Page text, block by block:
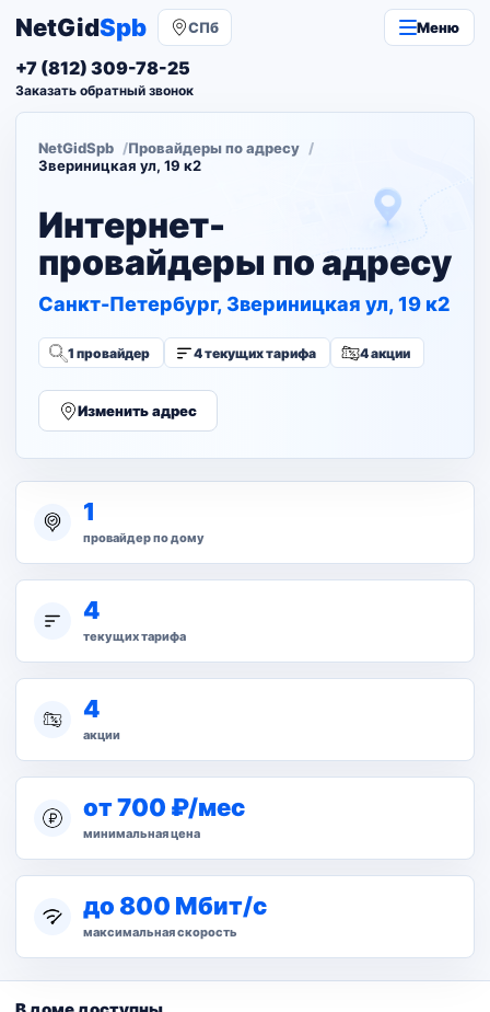
NetGidSpb СПб Меню
+7 (812) 309-78-25
Заказать обратный звонок
NetGidSpb
Провайдеры по адресу
Звериницкая ул, 19 к2
Интернет-
провайдеры по адресу
Санкт-Петербург, Звериницкая ул, 19 к2
1 провайдер 4 текущих тарифа 4 акции
Изменить адрес
1
провайдер по дому
4
текущих тарифа
4
акции
от 700 ₽/мес
минимальная цена
до 800 Мбит/с
максимальная скорость